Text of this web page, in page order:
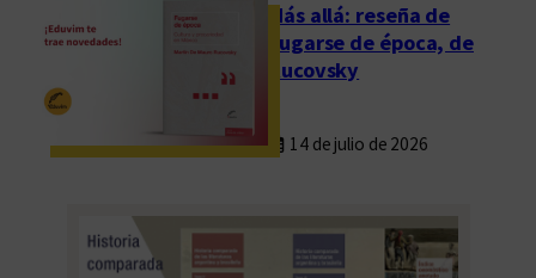
Más allá: reseña de
Fugarse de época, de
Rucovsky
14 de julio de 2026